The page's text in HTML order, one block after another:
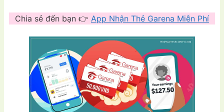
Chia sẻ đến bạn 👉 App Nhận Thẻ Garena Miễn Phí